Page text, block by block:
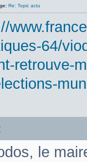
Re: Topic actu
64/
retrouve-
le